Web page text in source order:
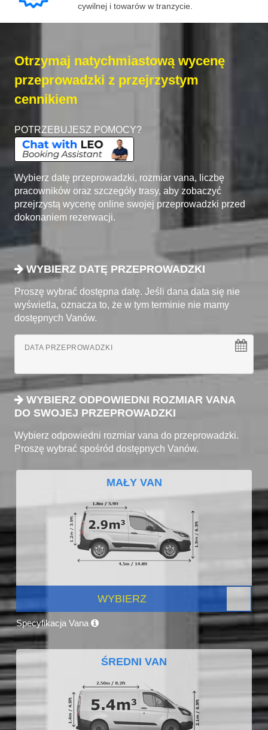
cywilnej i towarów w tranzycie.
Otrzymaj natychmiastową wycenę
przeprowadzki z przejrzystym
cennikiem
POTRZEBUJESZ POMOCY?
Wybierz datę przeprowadzki, rozmiar vana, liczbę
pracowników oraz szczegóły trasy, aby zobaczyć
przejrzystą wycenę online swojej przeprowadzki przed
dokonaniem rezerwacji.
WYBIERZ DATĘ PRZEPROWADZKI
Proszę wybrać dostępna datę. Jeśli dana data się nie
wyświetla, oznacza to, że w tym terminie nie mamy
dostępnych Vanów.
DATA PRZEPROWADZKI
WYBIERZ ODPOWIEDNI ROZMIAR VANA
DO SWOJEJ PRZEPROWADZKI
Wybierz odpowiedni rozmiar vana do przeprowadzki.
Proszę wybrać spośród dostępnych Vanów.
MAŁY VAN
WYBIERZ
Specyfikacja Vana
ŚREDNI VAN